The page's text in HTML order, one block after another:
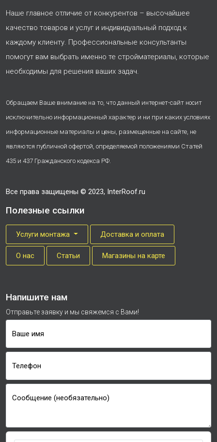
Наше главное отличие от конкурентов – высочайшее
качество товаров и услуг и индивидуальный подход к
каждому клиенту. Профессиональные консультанты
помогут вам выбрать именно те стройматериалы, которые
необходимы для решения ваших задач.
Обращаем Ваше внимание на то, что данный интернет-сайт носит
исключительно информационный характер и ни при каких условиях
информационные материалы и цены, размещенные на сайте, не
являются публичной офертой, определяемой положениями Статей
435 и 437 Гражданского кодекса РФ.
Все права защищены © 2023, InterRoof.ru
Полезные ссылки
Услуги монтажа Доставка и оплата
О нас Cтатьи Магазины на карте
Напишите нам
Отправьте заявку и мы свяжемся с Вами!
Ваше имя
Телефон
Сообщение (необязательно)